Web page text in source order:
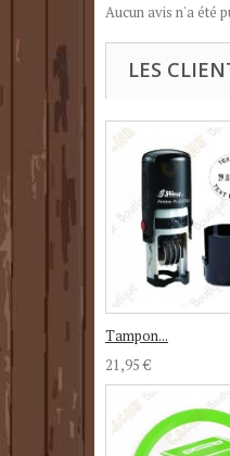
Aucun avis n'a été
LES
Tampon...
21,95 €